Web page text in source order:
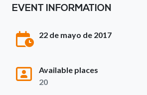
EVENT INFORMATION
22 de mayo de 2017
Available places
20